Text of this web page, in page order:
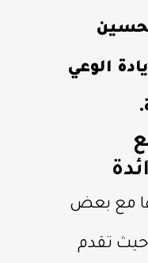
الوعي
مع بعض
حيث تقدم